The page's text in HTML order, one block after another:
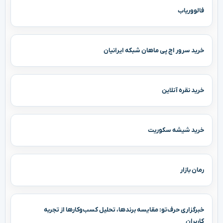
فالووریاب
خرید سرور اچ پی ماهان شبکه ایرانیان
خرید نقره آنلاین
خرید شیشه سکوریت
رمان بازار
خبرگزاری حرف‌تو: مقایسه برندها، تحلیل کسب‌وکارها از تجربه
کاربران